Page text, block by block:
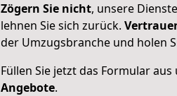
Zögern Sie nicht, unsere
lehnen Sie sich zurück.
der Umzugsbranche und holen
Füllen Sie jetzt das Formular aus
Angebote.